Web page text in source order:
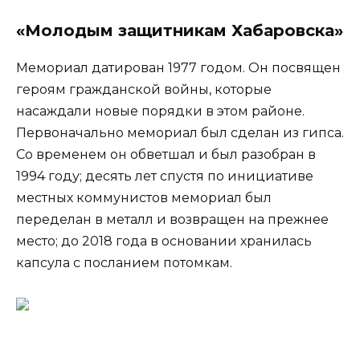
«Молодым защитникам Хабаровска»
Мемориал датирован 1977 годом. Он посвящен
героям гражданской войны, которые
насаждали новые порядки в этом районе.
Первоначально мемориал был сделан из гипса.
Со временем он обветшал и был разобран в
1994 году; десять лет спустя по инициативе
местных коммунистов мемориал был
переделан в металл и возвращен на прежнее
место; до 2018 года в основании хранилась
капсула с посланием потомкам.